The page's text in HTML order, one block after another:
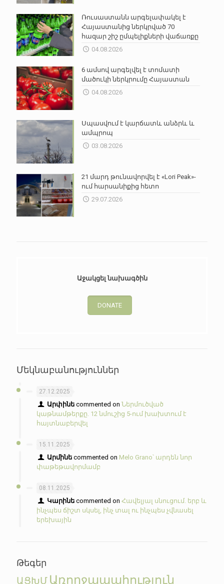
Ռուսաստանն արգելափակել է
Հայաստանից ներկրված 70
հազար շիշ ըմպելիքների վաճառքը
04.08.2026
6 ամսով արգելվել է տոմատի
մածուկի ներկրումը Հայաստան
04.08.2026
Սպասվում է կարճատև անձրև և
ամպրոպ
03.08.2026
21 մարդ թունավորվել է «Lori Peak»-
ում հարսանիքից հետո
29.07.2026
Աջակցել նախագծին
DONATE
Մեկնաբանություններ
27.12.2025
Արփինե commented onՆերմուծված
կաթնամթերքը. 12 նմուշից 5-ում խախտում է
հայտնաբերվել
15.11.2025
Արմինե commented on Melo Grano՝ արդեն նոր
փաթեթավորմամբ
08.11.2025
Կարինե commented onՀավելյալ սնուցում. երբ և
ինչպես ճիշտ սկսել, ինչ տալ ու ինչպես չվնասել
երեխային
Թեգեր
ԱՑԽՄ Առողջապահություն